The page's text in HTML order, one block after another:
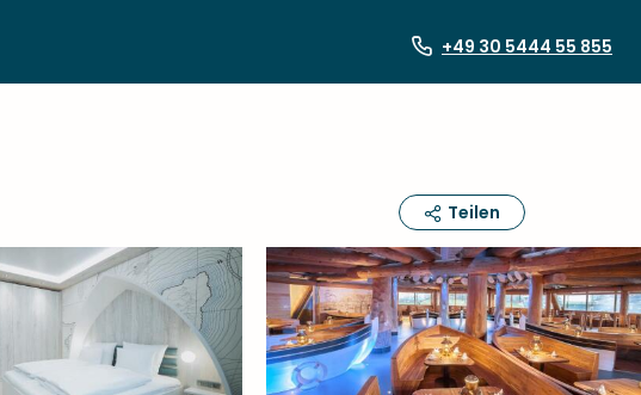
+49 30 5444 55 855
Teilen